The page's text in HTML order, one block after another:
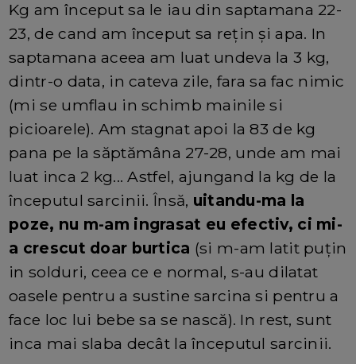
Kg am început sa le iau din saptamana 22-
23, de cand am început sa rețin și apa. In
saptamana aceea am luat undeva la 3 kg,
dintr-o data, in cateva zile, fara sa fac nimic
(mi se umflau in schimb mainile si
picioarele). Am stagnat apoi la 83 de kg
pana pe la săptămâna 27-28, unde am mai
luat inca 2 kg... Astfel, ajungand la kg de la
începutul sarcinii. Însă, uitandu-ma la
poze, nu m-am ingrasat eu efectiv, ci mi-
a crescut doar burtica (si m-am latit puțin
in solduri, ceea ce e normal, s-au dilatat
oasele pentru a sustine sarcina si pentru a
face loc lui bebe sa se nască). In rest, sunt
inca mai slaba decât la începutul sarcinii.